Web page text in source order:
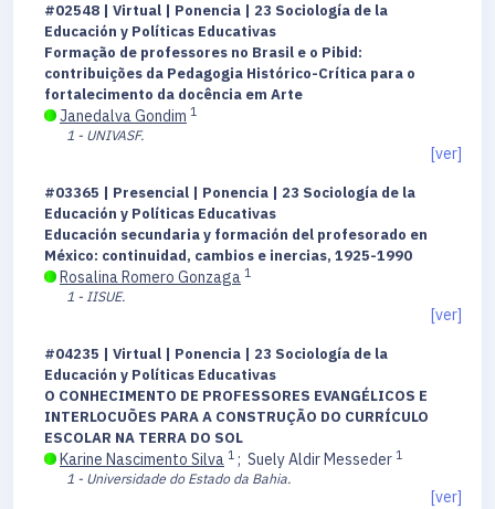
#02548 | Virtual | Ponencia | 23 Sociología de la
Educación y Políticas Educativas
Formação de professores no Brasil e o Pibid:
contribuições da Pedagogia Histórico-Crítica para o
fortalecimento da docência em Arte
Janedalva Gondim 1
1 - UNIVASF.
[ver]
#03365 | Presencial | Ponencia | 23 Sociología de la
Educación y Políticas Educativas
Educación secundaria y formación del profesorado en
México: continuidad, cambios e inercias, 1925-1990
Rosalina Romero Gonzaga 1
1 - IISUE.
[ver]
#04235 | Virtual | Ponencia | 23 Sociología de la
Educación y Políticas Educativas
O CONHECIMENTO DE PROFESSORES EVANGÉLICOS E
INTERLOCUÕES PARA A CONSTRUÇÃO DO CURRÍCULO
ESCOLAR NA TERRA DO SOL
Karine Nascimento Silva 1 ; Suely Aldir Messeder 1
1 - Universidade do Estado da Bahia.
[ver]